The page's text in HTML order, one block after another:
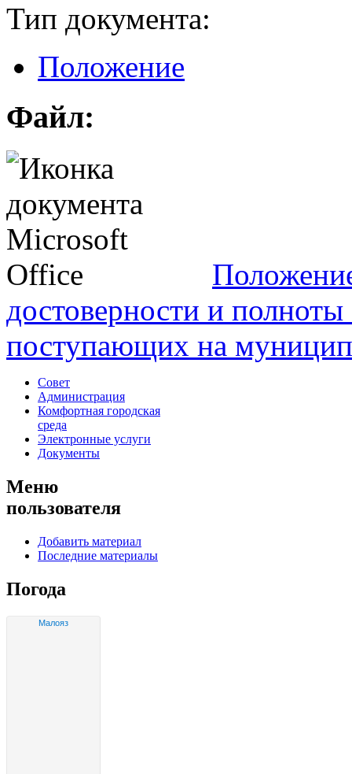
Тип документа:
Положение
Файл:
достоверности и
поступающих на
Совет
Администрация
Комфортная городская
среда
Электронные услуги
Документы
Меню
пользователя
Добавить материал
Последние материалы
Погода
Малояз